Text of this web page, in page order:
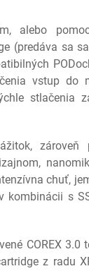
alebo
(predáva sa
vstup do
stlačenia
zároveň
chuť,
kombinácii s
COREX 3.0
z radu